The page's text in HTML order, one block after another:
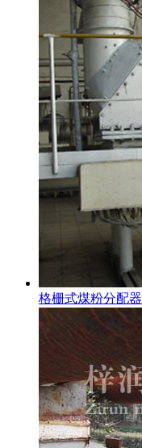
格栅式煤粉分配器